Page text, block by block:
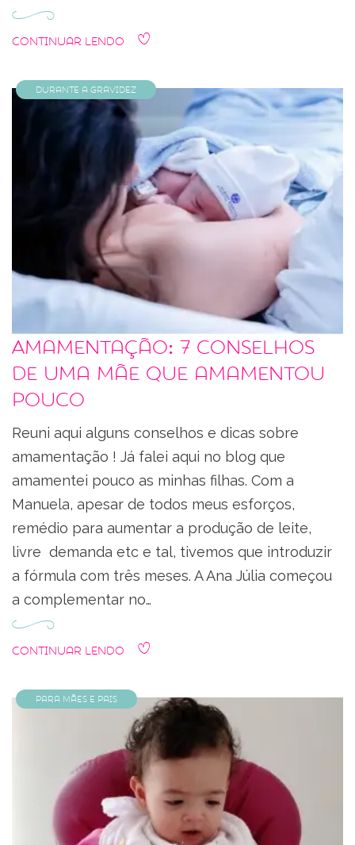
Continuar Lendo
Durante a Gravidez
Amamentação: 7 conselhos
de uma mãe que amamentou
pouco
Reuni aqui alguns conselhos e dicas sobre
amamentação ! Já falei aqui no blog que
amamentei pouco as minhas filhas. Com a
Manuela, apesar de todos meus esforços,
remédio para aumentar a produção de leite,
livre demanda etc e tal, tivemos que introduzir
a fórmula com três meses. A Ana Júlia começou
a complementar no…
Continuar Lendo
Para Mães e Pais